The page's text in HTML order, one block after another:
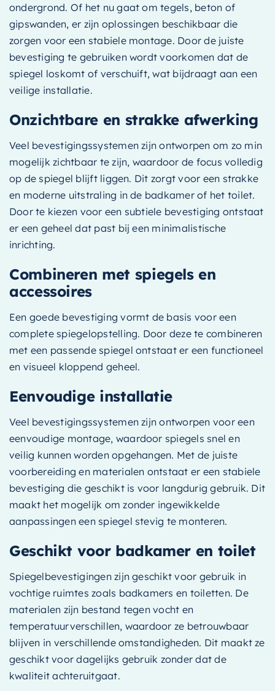
ondergrond. Of het nu gaat om tegels, beton of
gipswanden, er zijn oplossingen beschikbaar die
zorgen voor een stabiele montage. Door de juiste
bevestiging te gebruiken wordt voorkomen dat de
spiegel loskomt of verschuift, wat bijdraagt aan een
veilige installatie.
Onzichtbare en strakke afwerking
Veel bevestigingssystemen zijn ontworpen om zo min
mogelijk zichtbaar te zijn, waardoor de focus volledig
op de spiegel blijft liggen. Dit zorgt voor een strakke
en moderne uitstraling in de badkamer of het toilet.
Door te kiezen voor een subtiele bevestiging ontstaat
er een geheel dat past bij een minimalistische
inrichting.
Combineren met spiegels en
accessoires
Een goede bevestiging vormt de basis voor een
complete spiegelopstelling. Door deze te combineren
met een passende spiegel ontstaat er een functioneel
en visueel kloppend geheel.
Eenvoudige installatie
Veel bevestigingssystemen zijn ontworpen voor een
eenvoudige montage, waardoor spiegels snel en
veilig kunnen worden opgehangen. Met de juiste
voorbereiding en materialen ontstaat er een stabiele
bevestiging die geschikt is voor langdurig gebruik. Dit
maakt het mogelijk om zonder ingewikkelde
aanpassingen een spiegel stevig te monteren.
Geschikt voor badkamer en toilet
Spiegelbevestigingen zijn geschikt voor gebruik in
vochtige ruimtes zoals badkamers en toiletten. De
materialen zijn bestand tegen vocht en
temperatuurverschillen, waardoor ze betrouwbaar
blijven in verschillende omstandigheden. Dit maakt ze
geschikt voor dagelijks gebruik zonder dat de
kwaliteit achteruitgaat.